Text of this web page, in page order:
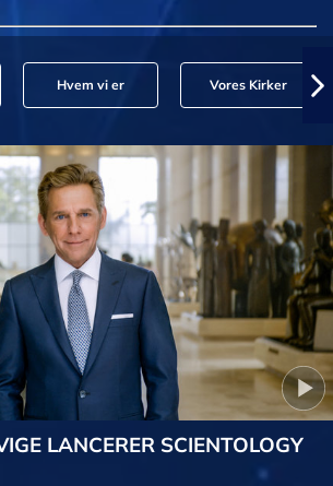
Hvem vi er Vores Kirker
LANCERER SCIENTOLOGY